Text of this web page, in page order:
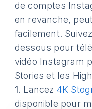
de comptes
en revanche,
facilement.
dessous pour
vidéo Instagram
Stories et les
1. Lancez 4K
disponible pour